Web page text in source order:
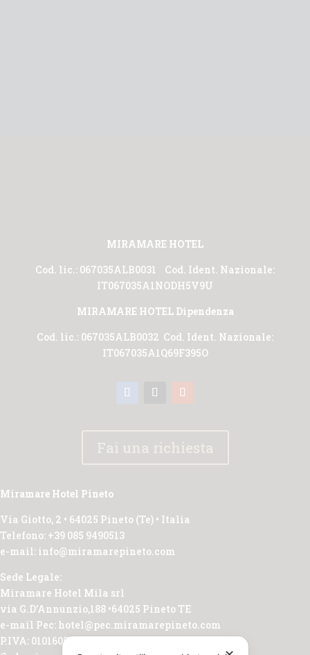
MIRAMARE HOTEL
Cod. lic.: 067035ALB0031 Cod. Ident. Nazionale:
IT067035A1NODH5V9U
MIRAMARE HOTEL Dipendenza
Cod. lic.: 067035ALB0032 Cod. Ident. Nazionale:
IT067035A1Q69F395O
Miramare Hotel Pineto
Via Giotto, 2 • 64025 Pineto (Te) • Italia
Telefono: +39 085 9490513
e-mail: info@miramarepineto.com
Sede Legale:
Miramare Hotel Mila srl
via G.D’Annunzio,188 •64025 Pineto TE
e-mail Pec: hotel@pec.miramarepineto.com
P.IVA: 01016050674